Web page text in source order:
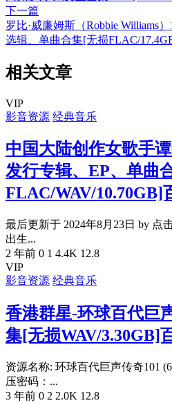
下一篇
罗比·威廉姆斯（Robbie Williams
选辑、单曲合集[无损FLAC/
相关文章
VIP
影音资源 经典音乐
中国大陆创作女歌手
发行专辑、EP、单曲
FLAC/WAV/10.70GB]
最后更新于 2024年8月23日 by 点
出生...
2 年前 0 1 4.4K 12.8
VIP
影音资源 经典音乐
香港群星-环球百代巨
集[无损WAV/3.30GB]
资源名称: 环球百代巨声传奇101
压密码：...
3 年前 0 2 2.0K 12.8